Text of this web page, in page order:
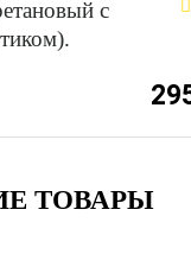
ТОВАРЫ